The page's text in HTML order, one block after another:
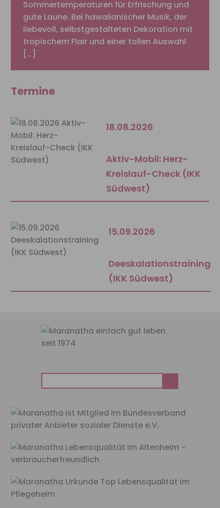
Sommertemperaturen für Erfrischung und
gute Laune. Bei hawaiianischer Musik, der
liebevoll, selbstgestalteten Dekoration mit
tropischem Flair und einer tollen Auswahl
[…]
Termine
18.08.2026
Aktiv-Mobil: Herz-
Kreislauf-Check (IKK
Südwest)
15.09.2026
Deeskalationstraining
(IKK Südwest)
nach: